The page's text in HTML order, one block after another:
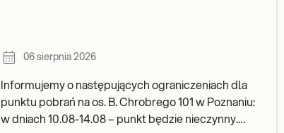
06 sierpnia 2026
Informujemy o następujących ograniczeniach dla
punktu pobrań na os. B. Chrobrego 101 w Poznaniu:
w dniach 10.08-14.08 – punkt będzie nieczynny.